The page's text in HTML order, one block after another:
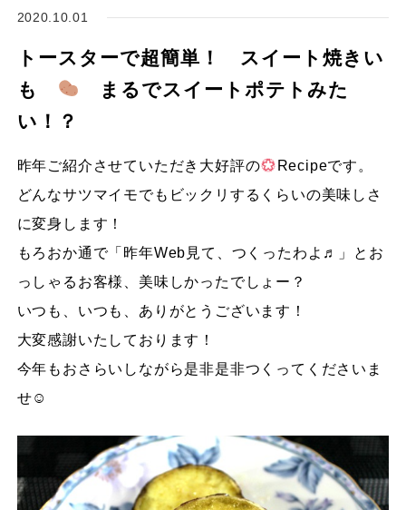
2020.10.01
トースターで超簡単！ スイート焼きい
も
まるでスイートポテトみた
い！？
昨年ご紹介させていただき大好評の
Recipeです。
どんなサツマイモでもビックリするくらいの美味しさ
に変身します！
もろおか通で「昨年Web見て、つくったわよ♬」とお
っしゃるお客様、美味しかったでしょー？
いつも、いつも、ありがとうございます！
大変感謝いたしております！
今年もおさらいしながら是非是非つくってくださいま
せ☺